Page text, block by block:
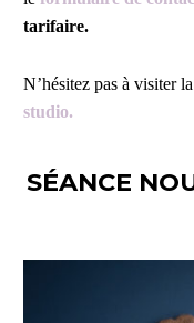
tarifaire.
N’hésitez pas à visiter
studio.
SÉANCE